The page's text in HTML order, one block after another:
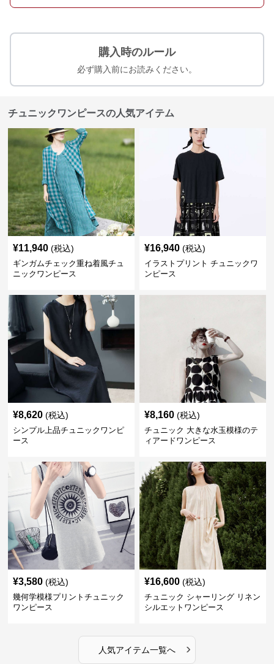
購入時のルール
必ず購入前にお読みください。
チュニックワンピースの人気アイテム
¥11,940 (税込)
ギンガムチェック重ね着風チュ
ニックワンピース
¥16,940 (税込)
イラストプリント チュニックワ
ンピース
¥8,620 (税込)
シンプル上品チュニックワンピ
ース
¥8,160 (税込)
チュニック 大きな水玉模様のテ
ィアードワンピース
¥3,580 (税込)
幾何学模様プリントチュニック
ワンピース
¥16,600 (税込)
チュニック シャーリング リネン
シルエットワンピース
人気アイテム一覧へ ›